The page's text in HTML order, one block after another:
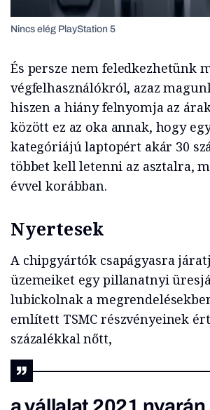
Nincs elég PlayStation 5
És persze nem feledkezhetünk
végfelhasználókról, azaz
hiszen a hiány felnyomja az
között ez az oka annak, hogy
kategóriájú laptopért akár 30
többet kell letenni az asztalra,
évvel korábban.
Nyertesek
A chipgyártók csapágyasra
üzemeiket egy pillanatnyi
lubickolnak a
említett TSMC részvényeinek
százalékkal nőtt,